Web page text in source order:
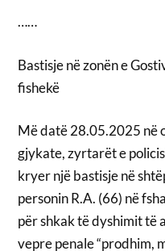
……
Bastisje në zonën e
fishekë
Më datë 28.05.2025 në
gjykate, zyrtarët e
kryer një bastisje në
personin R.A. (66) në
për shkak të dyshimit të
vepre penale “prodhim,